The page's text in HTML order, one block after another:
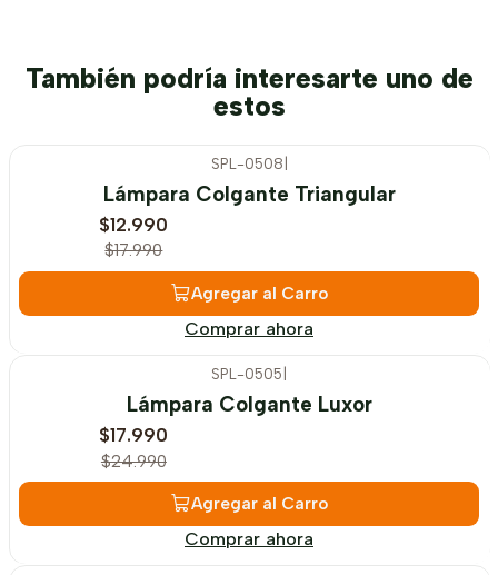
También podría interesarte uno de
estos
OFF
SPL-0508
Lámpara Colgante Triangular
$12.990
$17.990
Agregar al Carro
Comprar ahora
SPL-0505
Lámpara Colgante Luxor
$17.990
$24.990
Agregar al Carro
Comprar ahora